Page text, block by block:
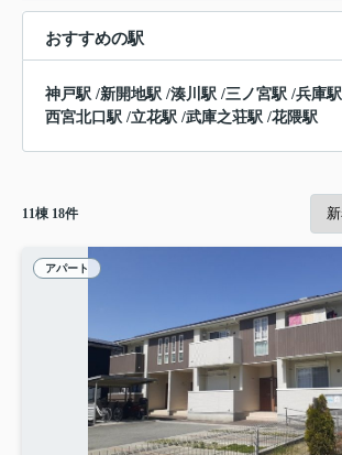
おすすめの駅
神戸駅 /新開地駅 /湊川駅 /三ノ宮駅 /兵庫駅
西宮北口駅 /立花駅 /武庫之荘駅 /花隈駅
11棟 18件
アパート